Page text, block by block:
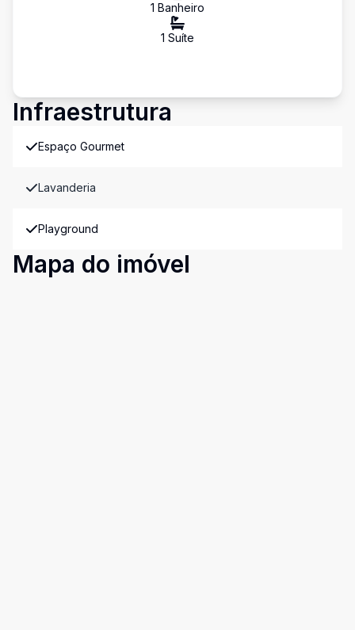
1 Banheiro
1 Suíte
Infraestrutura
Espaço Gourmet
Lavanderia
Playground
Mapa do imóvel